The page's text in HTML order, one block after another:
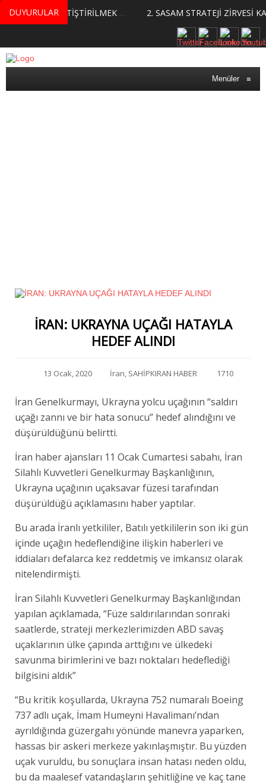
DUYURULAR
MERKEZİMİZ BÜNYESİNDE YETİŞTİRİLMEK ÜZERE GÖNÜLLÜ ÜLKE MASASI UZMANI VE UZMAN ADAYLARI ARIYORUZ 2. SASAM STRATEJİ ZİRVESİ KATILIMCILARI BELLİ OLDU
Menüler ≡
İRAN: UKRAYNA UÇAĞI HATAYLA
HEDEF ALINDI
13 Ocak, 2020 İran, SAHİPKIRAN HABER 1710
İran Genelkurmayı, Ukrayna yolcu uçağının “saldırı
uçağı zannı ve bir hata sonucu” hedef alındığını ve
düşürüldüğünü belirtti.
İran haber ajansları 11 Ocak Cumartesi sabahı, İran
Silahlı Kuvvetleri Genelkurmay Başkanlığının,
Ukrayna uçağının uçaksavar füzesi tarafından
düşürüldüğü açıklamasını haber yaptılar.
Bu arada İranlı yetkililer, Batılı yetkililerin son iki gün
içinde uçağın hedeflendiğine ilişkin haberleri ve
iddiaları defalarca kez reddetmiş ve imkansız olarak
nitelendirmişti.
İran Silahlı Kuvvetleri Genelkurmay Başkanlığından
yapılan açıklamada, “Füze saldırılarından sonraki
saatlerde, strateji merkezlerimizden ABD savaş
uçaklarının ülke çapında arttığını ve ülkedeki
savunma birimlerini ve bazı noktaları hedeflediği
bilgisini aldık”
“Bu kritik koşullarda, Ukrayna 752 numaralı Boeing
737 adlı uçak, İmam Humeyni Havalimanı’ndan
ayrıldığında güzergahı yönünde manevra yaparken,
hassas bir askeri merkeze yakınlaşmıştır. Bu yüzden
uçak vuruldu, bu sonuçlara insan hatası neden oldu,
bu da maalesef vatandaşların şehitliğine ve kaç tane